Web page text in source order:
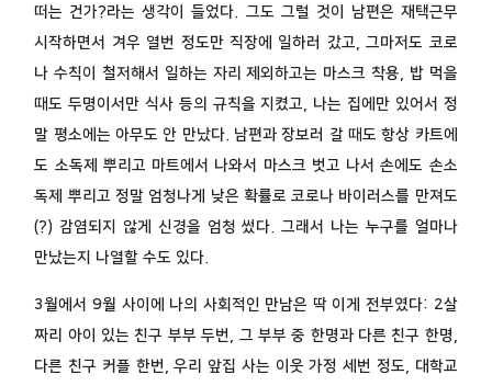
떠는 건가?라는 생각이 들었다. 그도 그럴 것이 남편은 재택근무
시작하면서 겨우 열번 정도만 직장에 일하러 갔고, 그마저도 코로
나 수칙이 철저해서 일하는 자리 제외하고는 마스크 착용, 밥 먹을
때도 두명이서만 식사 등의 규칙을 지켰고, 나는 집에만 있어서 정
말 평소에는 아무도 안 만났다. 남편과 장보러 갈 때도 항상 카트에
도 소독제 뿌리고 마트에서 나와서 마스크 벗고 나서 손에도 손소
독제 뿌리고 정말 엄청나게 낮은 확률로 코로나 바이러스를 만져도
(?) 감염되지 않게 신경을 엄청 썼다. 그래서 나는 누구를 얼마나
만났는지 나열할 수도 있다.
3월에서 9월 사이에 나의 사회적인 만남은 딱 이게 전부였다: 2살
짜리 아이 있는 친구 부부 두번, 그 부부 중 한명과 다른 친구 한명,
다른 친구 커플 한번, 우리 앞집 사는 이웃 가정 세번 정도, 대학교